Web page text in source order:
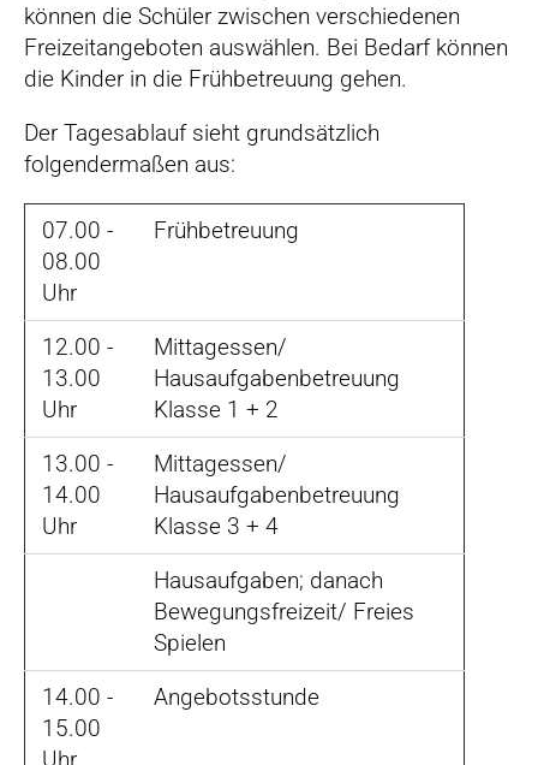
können die Schüler zwischen verschiedenen
Freizeitangeboten auswählen. Bei Bedarf können
die Kinder in die Frühbetreuung gehen.
Der Tagesablauf sieht grundsätzlich
folgendermaßen aus:
07.00 -
08.00
Uhr
Frühbetreuung
12.00 -
13.00
Uhr
Mittagessen/
Hausaufgabenbetreuung
Klasse 1 + 2
13.00 -
14.00
Uhr
Mittagessen/
Hausaufgabenbetreuung
Klasse 3 + 4
Hausaufgaben; danach
Bewegungsfreizeit/ Freies
Spielen
14.00 -
15.00
Angebotsstunde